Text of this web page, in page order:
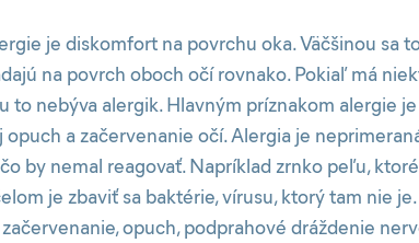
je diskomfort na povrchu oka. Väčšinou sa
na povrch oboch očí rovnako. Pokiaľ má
to nebýva alergik. Hlavným príznakom alergie
a začervenanie očí. Alergia je
by nemal reagovať. Napríklad zrnko peľu,
je zbaviť sa baktérie, vírusu, ktorý tam nie
opuch, podprahové dráždenie